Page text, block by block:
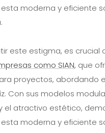
moderna y eficiente
este estigma, es crucial
como SIAN, que
proyectos, abordando
Con sus modelos
el atractivo estético,
moderna y eficiente